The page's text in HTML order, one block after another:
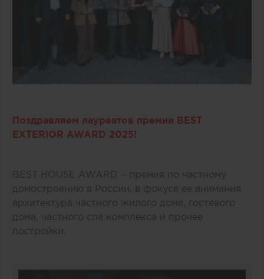
Поздравляем лауреатов премии BEST
EXTERIOR AWARD 2025!
BEST HOUSE AWARD – премия по частному
домостроению в России, в фокусе ее внимания
архитектура частного жилого дома, гостевого
дома, частного спа комплекса и прочее
постройки.